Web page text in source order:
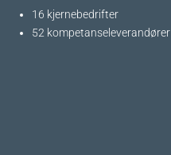
16 kjernebedrifter​
52 kompetanseleverandører